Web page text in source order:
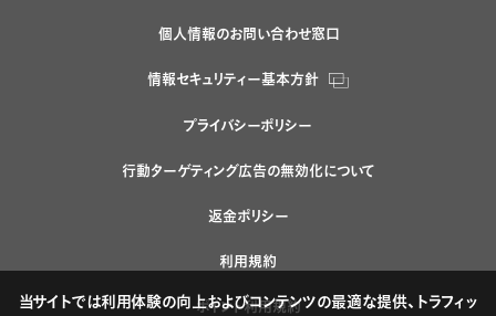
個人情報のお問い合わせ窓口
情報セキュリティー基本方針
プライバシーポリシー
行動ターゲティング広告の無効化について
返金ポリシー
利用規約
ポイント利用規約
当サイトでは利用体験の向上およびコンテンツの最適な提供、トラフィッ